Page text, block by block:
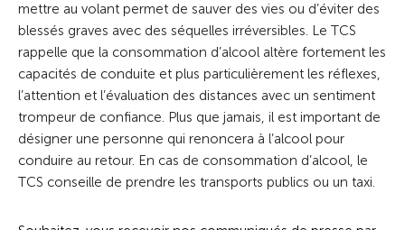
mettre au volant permet de sauver des vies ou d’éviter des
blessés graves avec des séquelles irréversibles. Le TCS
rappelle que la consommation d’alcool altère fortement les
capacités de conduite et plus particulièrement les réflexes,
l’attention et l’évaluation des distances avec un sentiment
trompeur de confiance. Plus que jamais, il est important de
désigner une personne qui renoncera à l’alcool pour
conduire au retour. En cas de consommation d’alcool, le
TCS conseille de prendre les transports publics ou un taxi.